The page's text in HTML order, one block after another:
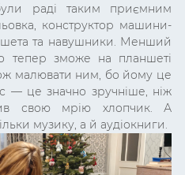
раді таким приємним
конструктор машини-
та навушники. Менший
тепер зможе на планшеті
малювати ним, бо йому це
— це значно зручніше, ніж
свою мрію хлопчик. А
музику, а й аудіокниги.